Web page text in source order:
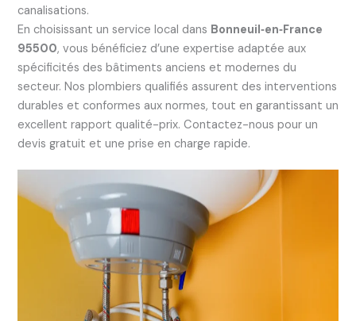
canalisations.
En choisissant un service local dans Bonneuil‑en‑France
95500, vous bénéficiez d’une expertise adaptée aux
spécificités des bâtiments anciens et modernes du
secteur. Nos plombiers qualifiés assurent des interventions
durables et conformes aux normes, tout en garantissant un
excellent rapport qualité-prix. Contactez-nous pour un
devis gratuit et une prise en charge rapide.